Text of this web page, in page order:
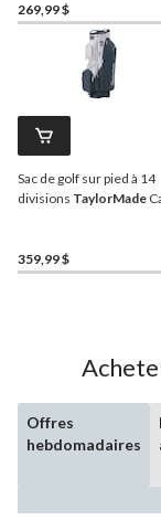
269,99 $
Sac de golf sur pied à 14
divisions TaylorMade
359,99 $
Offres
hebdomadaires